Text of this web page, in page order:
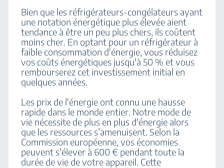
Bien que les réfrigérateurs-congélateurs ayant
une notation énergétique plus élevée aient
tendance à être un peu plus chers, ils coûtent
moins cher. En optant pour un réfrigérateur à
faible consommation d'énergie, vous réduisez
vos coûts énergétiques jusqu'à 50 % et vous
rembourserez cet investissement initial en
quelques années.
Les prix de l'énergie ont connu une hausse
rapide dans le monde entier. Notre mode de
vie nécessite de plus en plus d'énergie alors
que les ressources s’amenuisent. Selon la
Commission européenne, vos économies
peuvent s'élever à 600 € pendant toute la
durée de vie de votre appareil. Cette